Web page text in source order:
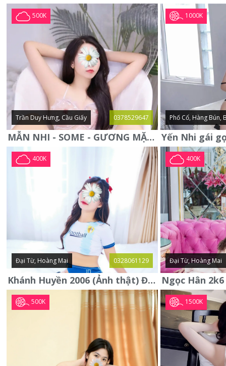
500K
Trần Duy Hưng, Cầu Giấy 0378529647
MẪN NHI - SOME - GƯƠNG MẶT XINH XẮN -CỰC CHIỀU KHÁCH
1000K
Phố Cổ, Hàng Bún,
400K
Đại Từ, Hoàng Mai 0328061129
Khánh Huyền 2006 (Ảnh thật) Đại từ - Hoàng Mai
400K
Đại Từ, Hoàng Mai
500K 1500K